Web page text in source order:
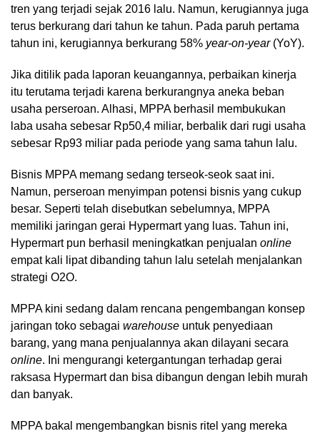
tren yang terjadi sejak 2016 lalu. Namun, kerugiannya juga
terus berkurang dari tahun ke tahun. Pada paruh pertama
tahun ini, kerugiannya berkurang 58% year-on-year(YoY).
Jika ditilik pada laporan keuangannya, perbaikan kinerja
itu terutama terjadi karena berkurangnya aneka beban
usaha perseroan. Alhasi, MPPA berhasil membukukan
laba usaha sebesar Rp50,4 miliar, berbalik dari rugi usaha
sebesar Rp93 miliar pada periode yang sama tahun lalu.
Bisnis MPPA memang sedang terseok-seok saat ini.
Namun, perseroan menyimpan potensi bisnis yang cukup
besar. Seperti telah disebutkan sebelumnya, MPPA
memiliki jaringan gerai Hypermart yang luas. Tahun ini,
Hypermart pun berhasil meningkatkan penjualan online
empat kali lipat dibanding tahun lalu setelah menjalankan
strategi O2O.
MPPA kini sedang dalam rencana pengembangan konsep
jaringan toko sebagai warehouse untuk penyediaan
barang, yang mana penjualannya akan dilayani secara
online. Ini mengurangi ketergantungan terhadap gerai
raksasa Hypermart dan bisa dibangun dengan lebih murah
dan banyak.
MPPA bakal mengembangkan bisnis ritel yang mereka